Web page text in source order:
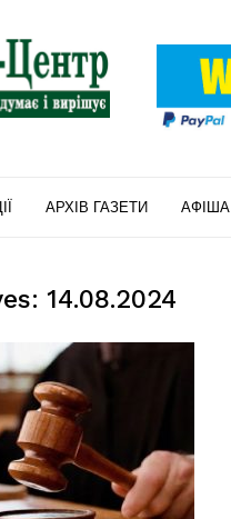
АРХІВ ГАЗЕТИ АФІША
14.08.2024